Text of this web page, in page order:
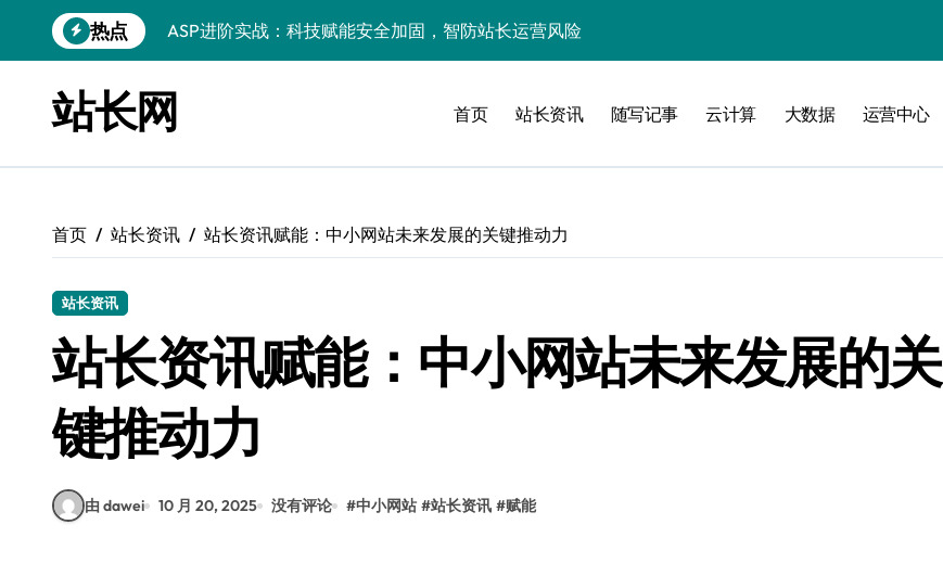
到
热点
ASP进阶秘籍：科技赋能下的高效开发与实战架构指南
Windows精简运行库与高效架构设计
Windows小程序运行库配置全解析
Windows运行库管理与环境搭建实战
Windows嵌入式开发环境搭建与运行库优化
PHP进阶新引擎：ASP技术精华与实战性能优化全解析
站长网 首页 站长资讯 随写记事 云计算 大数据 运营中心
首页 站长资讯 站长资讯赋能：中小网站未来发展的关键推动力
站长资讯
站长资讯赋能：中小网站未来发展的关
键推动力
由 dawei 10 月 20, 2025 没有评论 #中小网站 #站长资讯 #赋能